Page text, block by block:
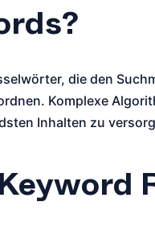
die den
Komplexe
Inhalten zu